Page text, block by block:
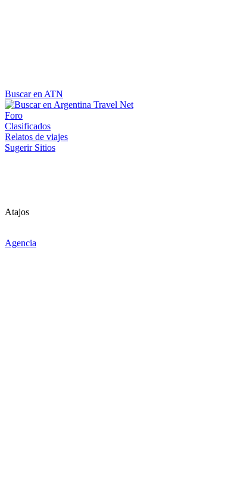
Buscar en ATN
Foro
Clasificados
Relatos de viajes
Sugerir Sitios
Atajos
Agencia